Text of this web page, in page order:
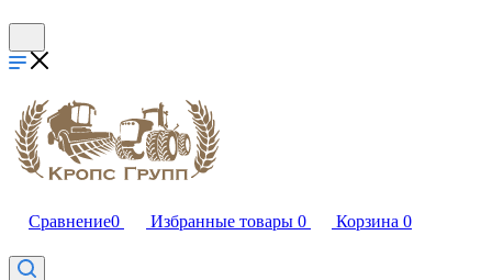
Сравнение0 Избранные товары 0 Корзина 0